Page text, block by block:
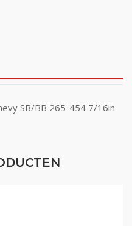
SB/BB 265-454 7/16in